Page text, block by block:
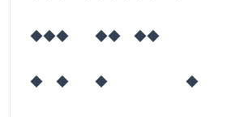
◆◆◆ ◆◆ ◆◆
◆ ◆ ◆ ◆